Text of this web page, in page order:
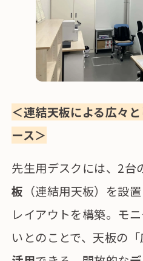
＜連結天板による広々
ース＞
先生用デスクには、2台
板 （連結用天板）を設
レイアウトを構築。モ
いとのことで、天板の